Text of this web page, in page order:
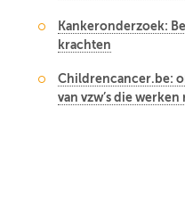
Kankeronderzoek:
krachten
Childrencancer.be:
van vzw’s die